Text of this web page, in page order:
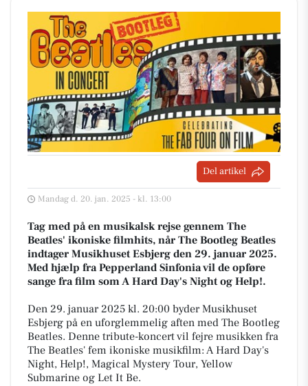
Del artikel
Mandag d. 20. jan. 2025 - kl. 13:00
Tag med på en musikalsk rejse gennem The
Beatles' ikoniske filmhits, når The Bootleg Beatles
indtager Musikhuset Esbjerg den 29. januar 2025.
Med hjælp fra Pepperland Sinfonia vil de opføre
sange fra film som A Hard Day's Night og Help!.
Den 29. januar 2025 kl. 20:00 byder Musikhuset
Esbjerg på en uforglemmelig aften med The Bootleg
Beatles. Denne tribute-koncert vil fejre musikken fra
The Beatles' fem ikoniske musikfilm: A Hard Day's
Night, Help!, Magical Mystery Tour, Yellow
Submarine og Let It Be.